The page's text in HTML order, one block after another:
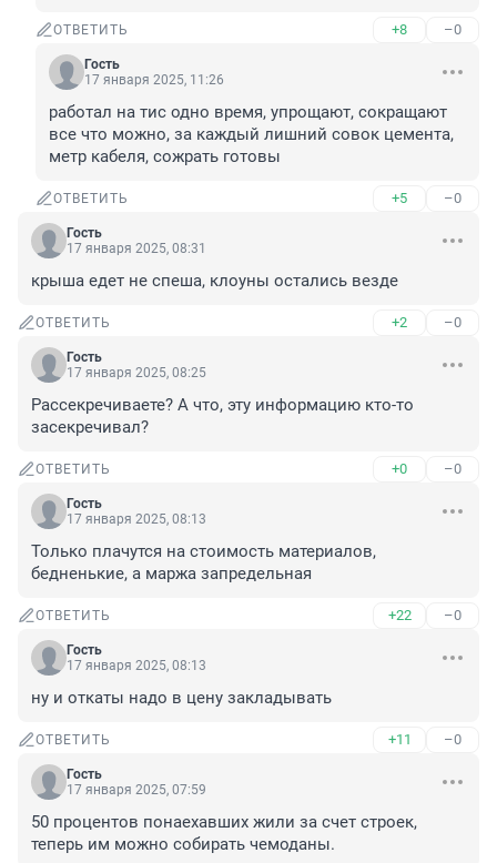
ОТВЕТИТЬ +8 –0
Гость
17 января 2025, 11:26
работал на тис одно время, упрощают, сокращают
все что можно, за каждый лишний совок цемента,
метр кабеля, сожрать готовы
ОТВЕТИТЬ +5 –0
Гость
17 января 2025, 08:31
крыша едет не спеша, клоуны остались везде
ОТВЕТИТЬ +2 –0
Гость
17 января 2025, 08:25
Рассекречиваете? А что, эту информацию кто-то
засекречивал?
ОТВЕТИТЬ +0 –0
Гость
17 января 2025, 08:13
Только плачутся на стоимость материалов,
бедненькие, а маржа запредельная
ОТВЕТИТЬ +22 –0
Гость
17 января 2025, 08:13
ну и откаты надо в цену закладывать
ОТВЕТИТЬ +11 –0
Гость
17 января 2025, 07:59
50 процентов понаехавших жили за счет строек,
теперь им можно собирать чемоданы.